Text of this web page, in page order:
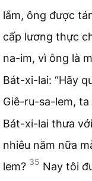
lắm, ông được
cấp lương thực
na-im, vì ông là
Bát-xi-lai: “Hãy
Giê-ru-sa-lem, ta
Bát-xi-lai thưa
nhiêu năm nữa
lem? 35 Nay tôi